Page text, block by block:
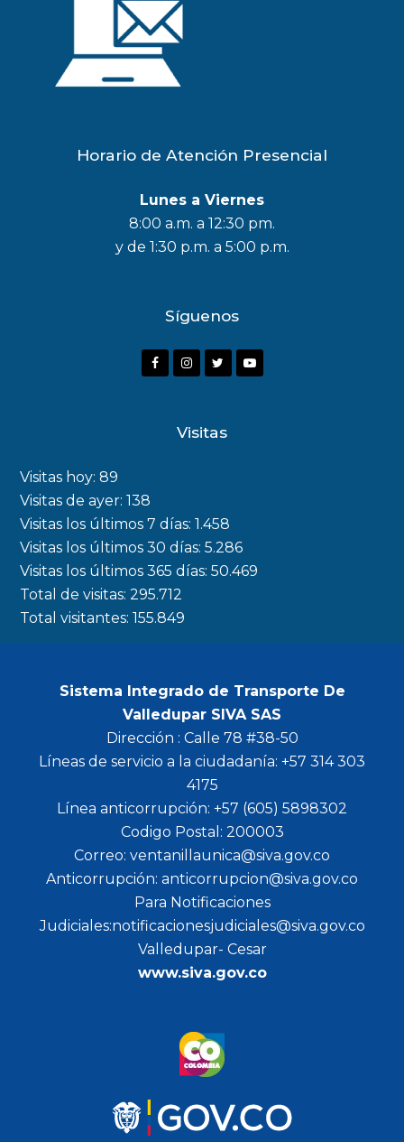
Horario de Atención Presencial
Lunes a Viernes
8:00 a.m. a 12:30 pm.
y de 1:30 p.m. a 5:00 p.m.
Síguenos
F
o
k
I
a
m
r
Y
Visitas
Visitas hoy:89
Visitas de ayer:138
Visitas los últimos 7 días:1.458
Visitas los últimos 30 días:5.286
Visitas los últimos 365 días:50.469
Total de visitas:295.712
Total visitantes:155.849
Sistema Integrado de Transporte De
Valledupar SIVA SAS
Dirección : Calle 78 #38-50
Líneas de servicio a la ciudadanía: +57 314 303
4175
Línea anticorrupción: +57 (605) 5898302
Codigo Postal: 200003
Correo: ventanillaunica@siva.gov.co
Anticorrupción: anticorrupcion@siva.gov.co
Para Notificaciones
Judiciales:notificacionesjudiciales@siva.gov.co
Valledupar- Cesar
www.siva.gov.co